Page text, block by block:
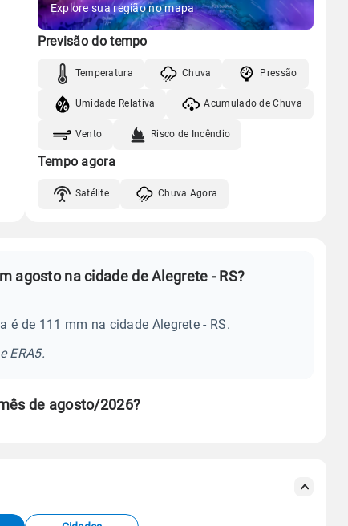
Vento Umidade
Explore sua região no mapa
Previsão do tempo
Temperatura Chuva Pressão
Umidade Relativa Acumulado de Chuva
Vento Risco de Incêndio
Tempo agora
Satélite Chuva Agora
agosto na cidade de Alegrete - RS?
é de 111 mm na cidade Alegrete - RS.
ERA5.
de agosto/2026?